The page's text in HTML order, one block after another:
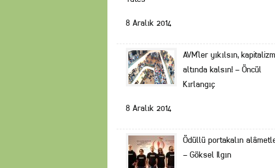
8 Aralık 2014
AVM’ler yıkılsın, kapitalizm
altında kalsın! – Öncül
Kırlangıç
8 Aralık 2014
Ödüllü portakalın
– Göksel Ilgın